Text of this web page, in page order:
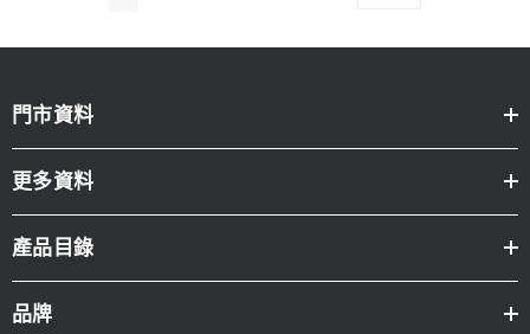
門市資料
更多資料
產品目錄
品牌